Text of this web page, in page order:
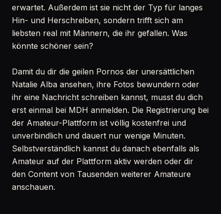
erwartet. Außerdem ist sie nicht der Typ für langes
Hin- und Herschreiben, sondern trifft sich am
liebsten real mit Männern, die ihr gefallen. Was
könnte schöner sein?
Damit du dir die geilen Pornos der unersättlichen
Natalie Alba ansehen, ihre Fotos bewundern oder
ihr eine Nachricht schreiben kannst, musst du dich
erst einmal bei MDH anmelden. Die Registrierung bei
der Amateur-Plattform ist völlig kostenfrei und
unverbindlich und dauert nur wenige Minuten.
Selbstverständlich kannst du danach ebenfalls als
Amateur auf der Plattform aktiv werden oder dir
den Content von Tausenden weiterer Amateure
anschauen.